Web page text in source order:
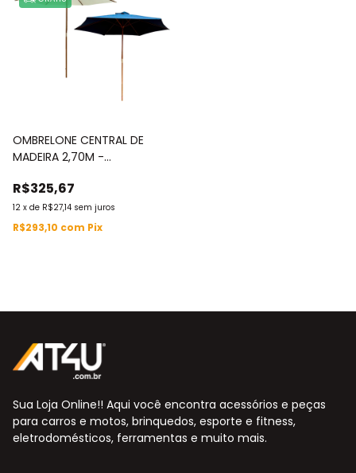
OMBRELONE CENTRAL DE
MADEIRA 2,70M -
R$325,67
12 x de R$27,14 sem juros
R$293,10 com Pix
Sua Loja Online!! Aqui você encontra acessórios e peças
para carros e motos, brinquedos, esporte e fitness,
eletrodomésticos, ferramentas e muito mais.